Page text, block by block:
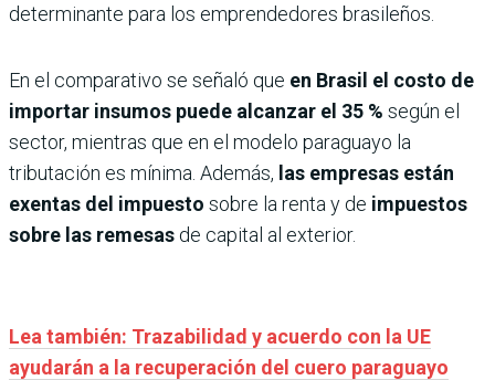
determinante para los emprendedores brasileños.
En el comparativo se señaló que en Brasil el costo de
importar insumos puede alcanzar el 35 % según el
sector, mientras que en el modelo paraguayo la
tributación es mínima. Además, las empresas están
exentas del impuesto sobre la renta y de impuestos
sobre las remesas de capital al exterior.
Lea también: Trazabilidad y acuerdo con la UE
ayudarán a la recuperación del cuero paraguayo